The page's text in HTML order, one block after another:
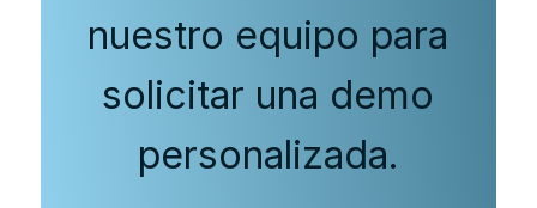
nuestro equipo para
solicitar una demo
personalizada.